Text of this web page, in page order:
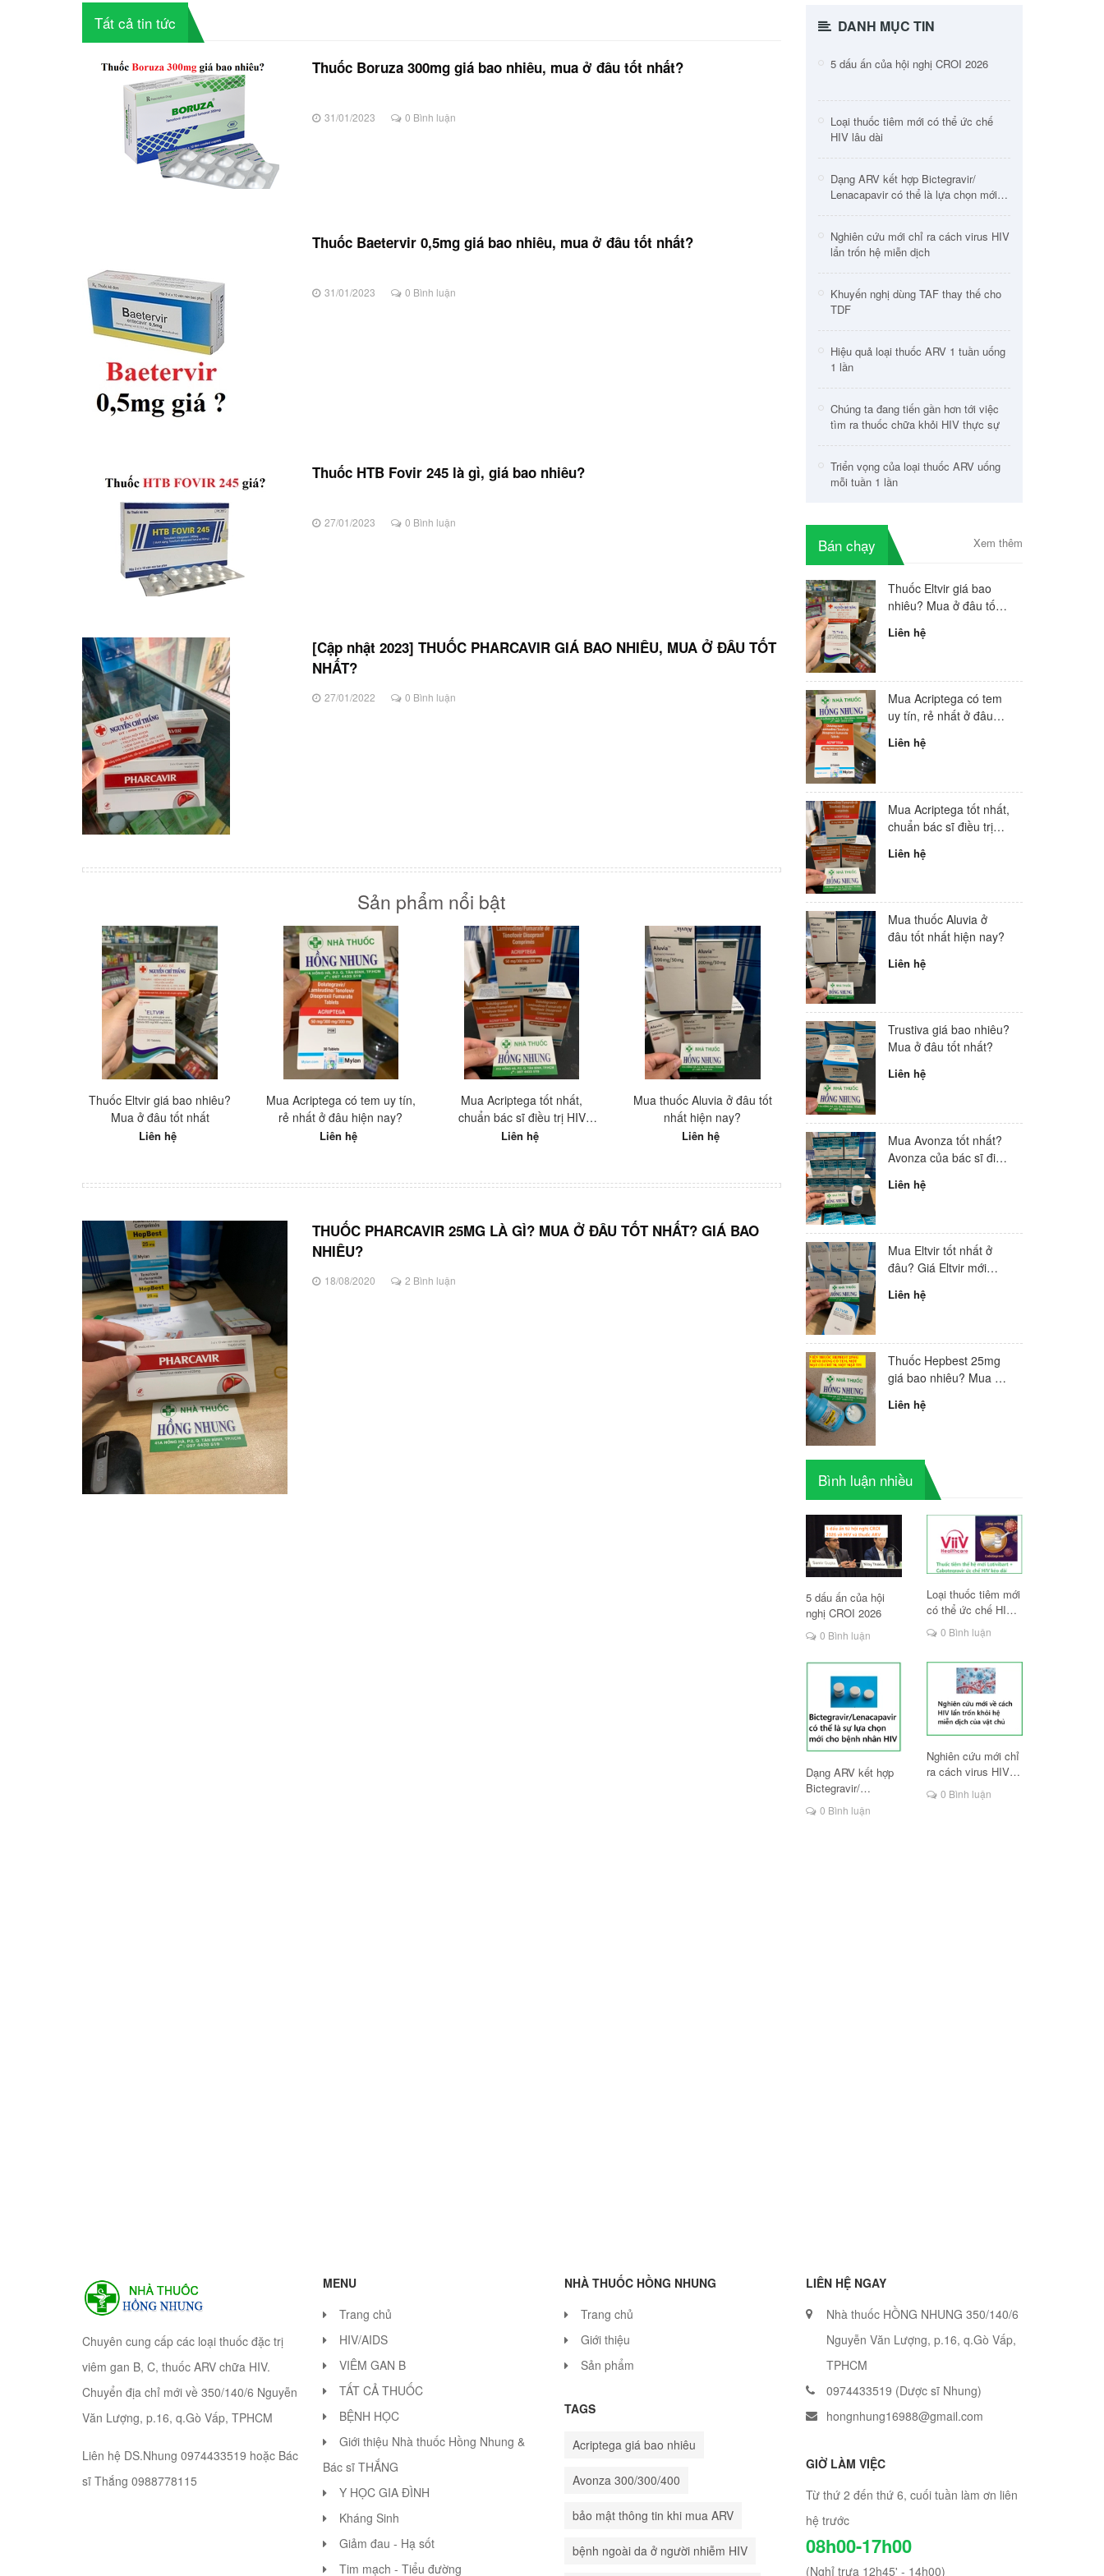
Tất cả tin tức
Thuốc Boruza 300mg giá bao nhiêu, mua ở đâu tốt nhất?
31/01/2023 0 Bình luận
Thuốc Baetervir 0,5mg giá bao nhiêu, mua ở đâu tốt nhất?
31/01/2023 0 Bình luận
Thuốc HTB Fovir 245 là gì, giá bao nhiêu?
27/01/2023 0 Bình luận
[Cập nhật 2023] THUỐC PHARCAVIR GIÁ BAO NHIÊU, MUA Ở ĐÂU TỐT
NHẤT?
27/01/2022 0 Bình luận
Sản phẩm nổi bật
Thuốc Eltvir giá bao nhiêu?
Mua ở đâu tốt nhất
Liên hệ
Mua Acriptega có tem uy tín,
rẻ nhất ở đâu hiện nay?
Liên hệ
Mua Acriptega tốt nhất,
chuẩn bác sĩ điều trị HIV
hàng đầu Việt Nam
Liên hệ
Mua thuốc Aluvia ở đâu tốt
nhất hiện nay?
Liên hệ
Trustiva giá bao nhiêu? Mua
ở đâu tốt nhất?
Liên hệ
THUỐC PHARCAVIR 25MG LÀ GÌ? MUA Ở ĐÂU TỐT NHẤT? GIÁ BAO
NHIÊU?
18/08/2020 2 Bình luận
DANH MỤC TIN
5 dấu ấn của hội nghị CROI 2026
Loại thuốc tiêm mới có thể ức chế
HIV lâu dài
Dạng ARV kết hợp Bictegravir/
Lenacapavir có thể là lựa chọn mới
Nghiên cứu mới chỉ ra cách virus HIV
lẩn trốn hệ miễn dịch
Khuyến nghị dùng TAF thay thế cho
TDF
Hiệu quả loại thuốc ARV 1 tuần uống
1 lần
Chúng ta đang tiến gần hơn tới việc
tìm ra thuốc chữa khỏi HIV thực sự
Triển vọng của loại thuốc ARV uống
mỗi tuần 1 lần
Bán chạy Xem thêm
Thuốc Eltvir giá bao
nhiêu? Mua ở đâu tốt
Liên hệ
Mua Acriptega có tem
uy tín, rẻ nhất ở đâu
Liên hệ
Mua Acriptega tốt nhất,
chuẩn bác sĩ điều trị
Nam
Liên hệ
Mua thuốc Aluvia ở
đâu tốt nhất hiện nay?
Liên hệ
Trustiva giá bao nhiêu?
Mua ở đâu tốt nhất?
Liên hệ
Mua Avonza tốt nhất?
Avonza của bác sĩ điều
Nam
Liên hệ
Mua Eltvir tốt nhất ở
đâu? Giá Eltvir mới
Liên hệ
Thuốc Hepbest 25mg
giá bao nhiêu? Mua ở
Liên hệ
Bình luận nhiều
5 dấu ấn của hội
nghị CROI 2026
0 Bình luận
Loại thuốc tiêm mới
có thể ức chế HIV
lâu dài
0 Bình luận
Dạng ARV kết hợp
Bictegravir/
Lenacapavir có thể
là lựa chọn mới cho
0 Bình luận
Nghiên cứu mới chỉ
ra cách virus HIV
lẩn trốn hệ miễn
dịch
0 Bình luận
Chuyên cung cấp các loại thuốc đặc trị
viêm gan B, C, thuốc ARV chữa HIV.
Chuyển địa chỉ mới về 350/140/6 Nguyễn
Văn Lượng, p.16, q.Gò Vấp, TPHCM
Liên hệ DS.Nhung 0974433519 hoặc Bác
sĩ Thắng 0988778115
MENU
Trang chủ
HIV/AIDS
VIÊM GAN B
TẤT CẢ THUỐC
BỆNH HỌC
Giới thiệu Nhà thuốc Hồng Nhung &
Bác sĩ THẮNG
Y HỌC GIA ĐÌNH
Kháng Sinh
Giảm đau - Hạ sốt
Tim mạch - Tiểu đường
NHÀ THUỐC HỒNG NHUNG
Trang chủ
Giới thiệu
Sản phẩm
TAGS
Acriptega giá bao nhiêu
Avonza 300/300/400
bảo mật thông tin khi mua ARV
bệnh ngoài da ở người nhiễm HIV
LIÊN HỆ NGAY
Nhà thuốc HỒNG NHUNG 350/140/6
Nguyễn Văn Lượng, p.16, q.Gò Vấp,
TPHCM
0974433519 (Dược sĩ Nhung)
hongnhung16988@gmail.com
GIỜ LÀM VIỆC
Từ thứ 2 đến thứ 6, cuối tuần làm ơn liên
hệ trước
08h00-17h00
(Nghỉ trưa 12h45' - 14h00)